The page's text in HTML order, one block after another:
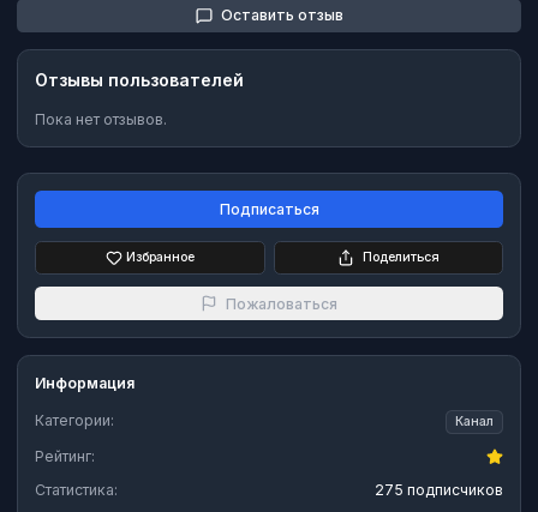
Оставить отзыв
Отзывы пользователей
Пока нет отзывов.
Подписаться
Избранное Поделиться
Пожаловаться
Информация
Категории: Канал
Рейтинг:
Статистика:
275 подписчиков